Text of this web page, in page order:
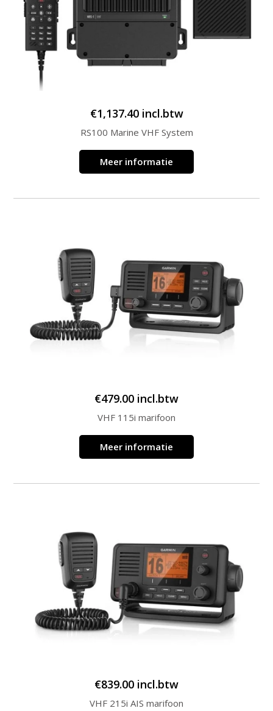
€1,137.40 incl.btw
RS100 Marine VHF System
Meer informatie
€479.00 incl.btw
VHF 115i marifoon
Meer informatie
€839.00 incl.btw
VHF 215i AIS marifoon